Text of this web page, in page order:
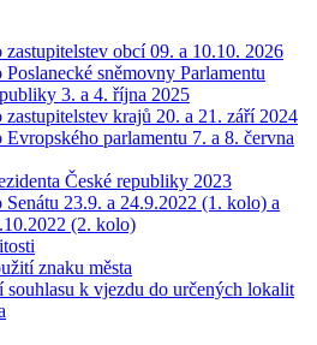
obcí 09. a 10.10. 2026
sněmovny Parlamentu
3. a 4. října 2025
krajů 20. a 21. září 2024
parlamentu 7. a 8. června
České republiky 2023
23.9. a 24.9.2022 (1. kolo) a
(2. kolo)
znaku města
souhlasu k vjezdu do určených lokalit